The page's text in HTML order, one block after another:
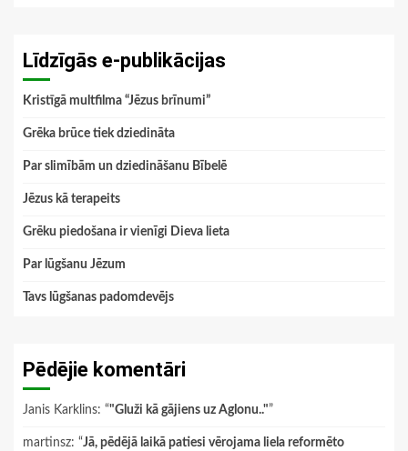
Līdzīgās e-publikācijas
Kristīgā multfilma “Jēzus brīnumi”
Grēka brūce tiek dziedināta
Par slimībām un dziedināšanu Bībelē
Jēzus kā terapeits
Grēku piedošana ir vienīgi Dieva lieta
Par lūgšanu Jēzum
Tavs lūgšanas padomdevējs
Pēdējie komentāri
Janis Karklins: “"Gluži kā gājiens uz Aglonu.."”
martinsz: “Jā, pēdējā laikā patiesi vērojama liela reformēto